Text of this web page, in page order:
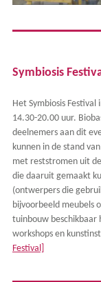
Symbiosis
Het Symbiosis
14.30-20.00 uur.
deelnemers aan dit
kunnen in de stand
met reststromen uit
die daaruit gemaakt
(ontwerpers die
bijvoorbeeld meubels
tuinbouw
workshops en
Festival]